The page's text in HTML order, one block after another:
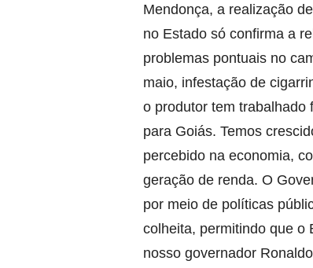
Mendonça, a realização
no Estado só confirma a
problemas pontuais no
maio, infestação de
o produtor tem trabalhado
para Goiás. Temos
percebido na economia,
geração de renda. O
por meio de políticas
colheita, permitindo que o
nosso governador